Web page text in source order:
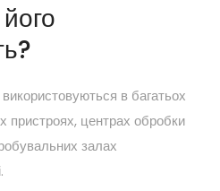
в багатьох
пристроях, центрах обробки
залах